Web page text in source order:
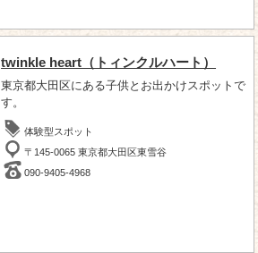
twinkle heart（トィンクルハート）
東京都大田区にある子供とお出かけスポットで
す。
体験型スポット
〒145-0065 東京都大田区東雪谷
090-9405-4968